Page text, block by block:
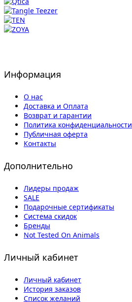
Информация
О нас
Доставка и Оплата
Возврат и гарантии
Политика конфиденциальности
Публичная оферта
Контакты
Дополнительно
Лидеры продаж
SALE
Подарочные сертификаты
Система скидок
Бренды
Not Tested On Animals
Личный кабинет
Личный кабинет
История заказов
Список желаний